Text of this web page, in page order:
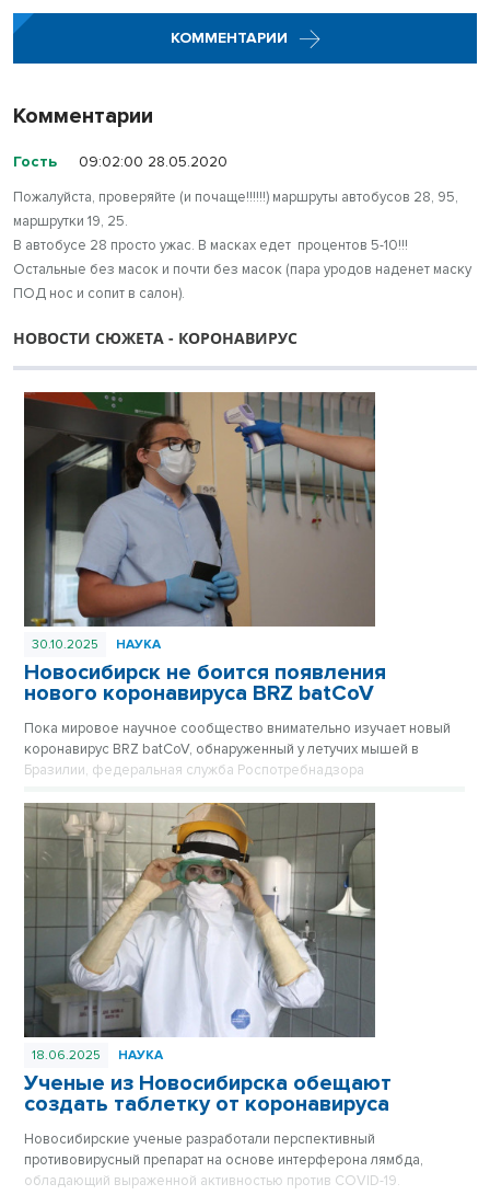
КОММЕНТАРИИ
Комментарии
Гость 09:02:00 28.05.2020
Пожалуйста, проверяйте (и почаще!!!!!!) маршруты автобусов 28, 95,
маршрутки 19, 25.
В автобусе 28 просто ужас. В масках едет процентов 5-10!!!
Остальные без масок и почти без масок (пара уродов наденет маску
ПОД нос и сопит в салон).
НОВОСТИ СЮЖЕТА - КОРОНАВИРУС
30.10.2025 НАУКА
Новосибирск не боится появления
нового коронавируса BRZ batCoV
Пока мировое научное сообщество внимательно изучает новый
коронавирус BRZ batCoV, обнаруженный у летучих мышей в
Бразилии, федеральная служба Роспотребнадзора
оперативном контроле.
18.06.2025 НАУКА
Ученые из Новосибирска обещают
создать таблетку от коронавируса
Новосибирские ученые разработали перспективный
противовирусный препарат на основе интерферона лямбда,
обладающий выраженной активностью против COVID-19.